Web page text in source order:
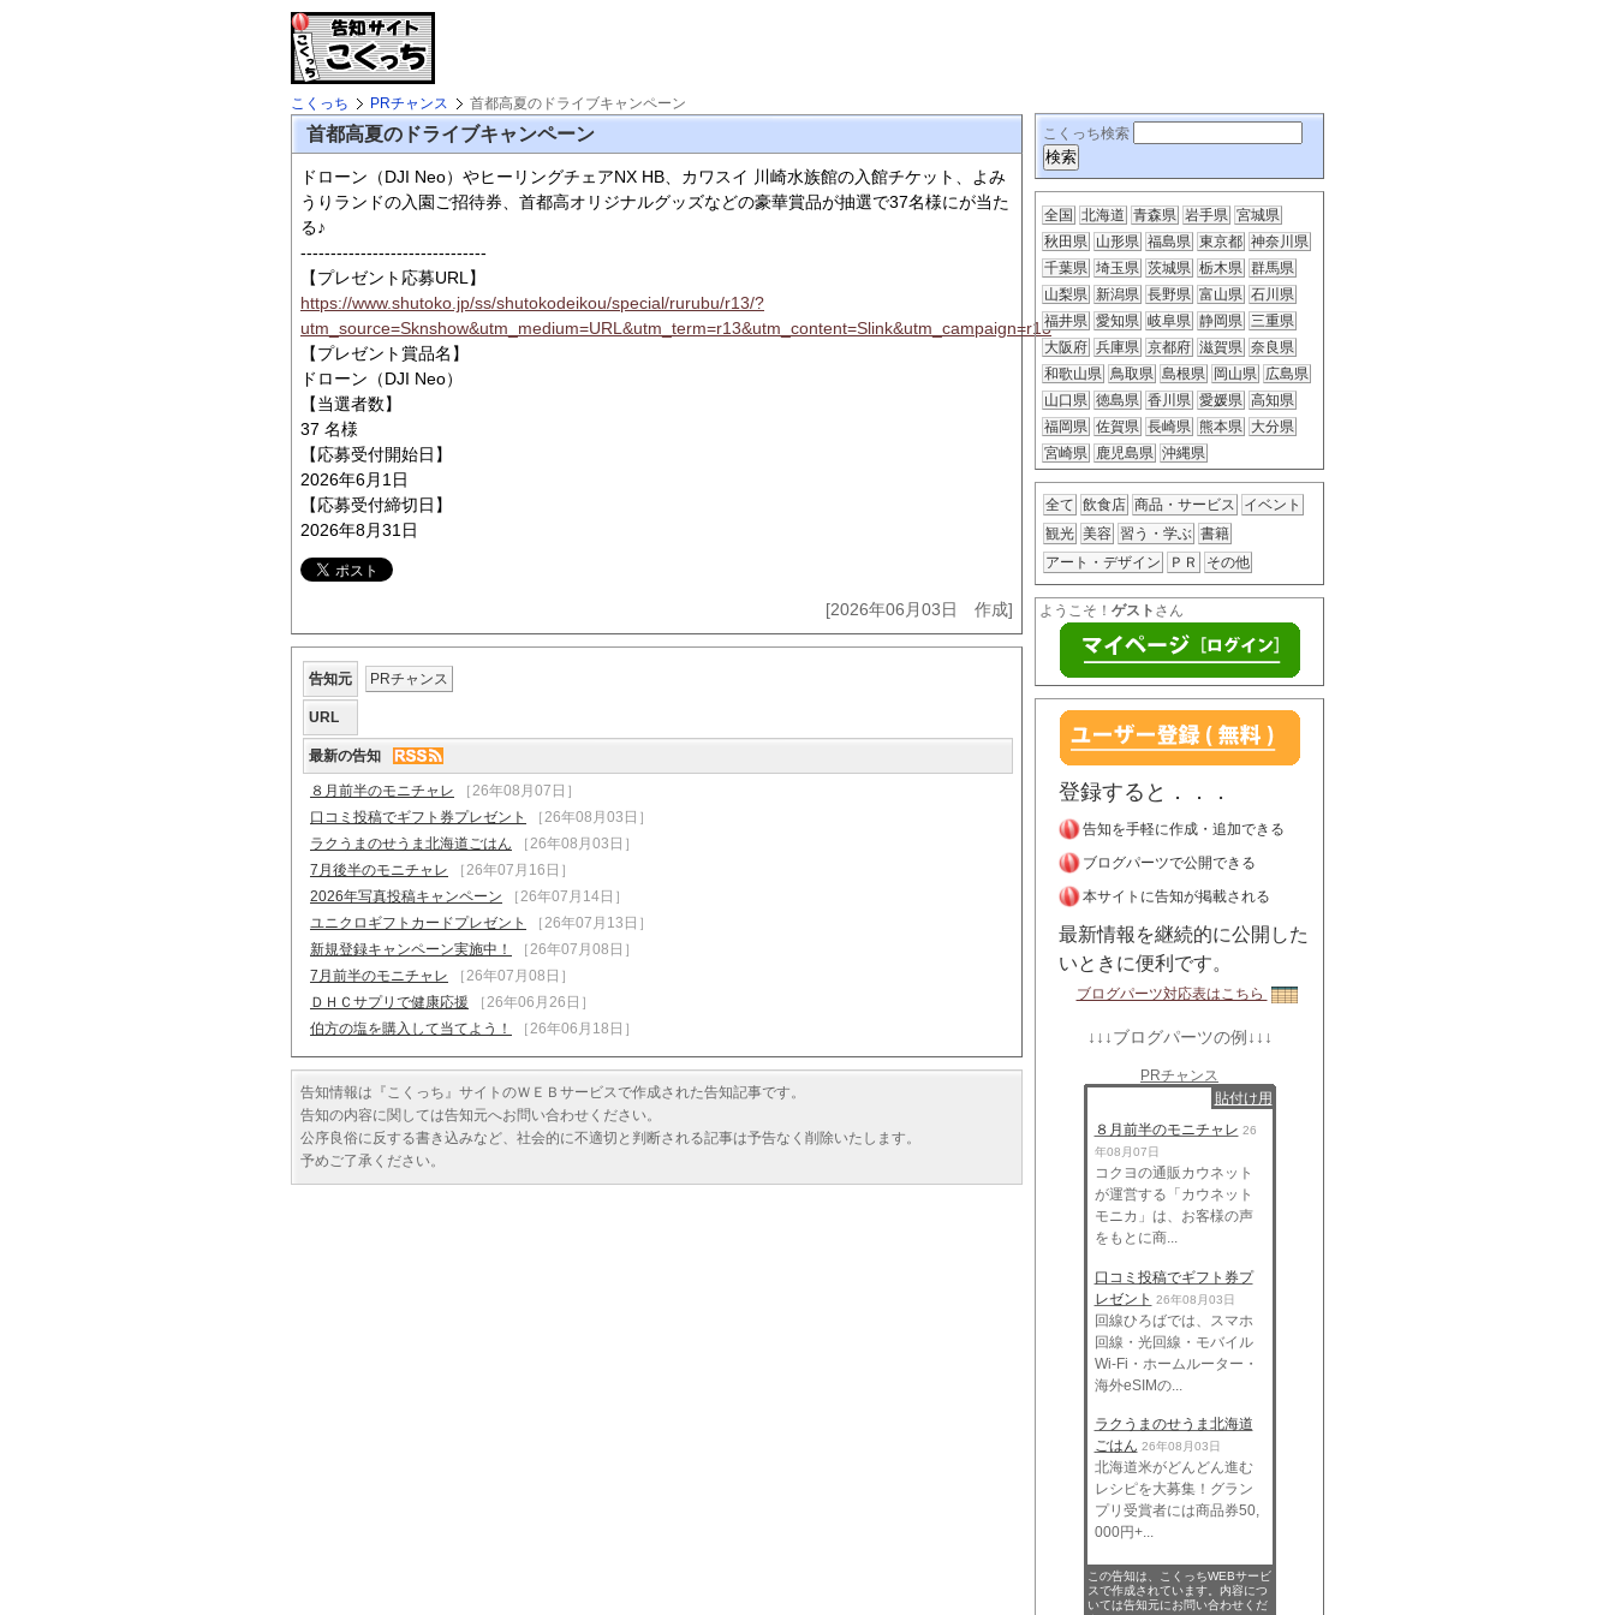
こくっち PRチャンス 首都高夏のドライブキャンペーン
首都高夏のドライブキャンペーン
ドローン（DJI Neo）やヒーリングチェアNX HB、カワスイ 川崎水族館の入館チケット、よみ
うりランドの入園ご招待券、首都高オリジナルグッズなどの豪華賞品が抽選で37名様にが当た
る♪
-------------------------------
【プレゼント応募URL】
https://www.shutoko.jp/ss/shutokodeikou/special/rurubu/r13/?
utm_source=Sknshow&utm_medium=URL&utm_term=r13&utm_content=Slink&utm_campaign=r13
【プレゼント賞品名】
ドローン（DJI Neo）
【当選者数】
37 名様
【応募受付開始日】
2026年6月1日
【応募受付締切日】
2026年8月31日
[2026年06月03日 作成]
告知元 PRチャンス
URL
最新の告知
８月前半のモニチャレ
［26年08月07日］
口コミ投稿でギフト券プレゼント
［26年08月03日］
ラクうまのせうま北海道ごはん
［26年08月03日］
7月後半のモニチャレ
［26年07月16日］
2026年写真投稿キャンペーン
［26年07月14日］
ユニクロギフトカードプレゼント
［26年07月13日］
新規登録キャンペーン実施中！
［26年07月08日］
7月前半のモニチャレ
［26年07月08日］
ＤＨＣサプリで健康応援
［26年06月26日］
伯方の塩を購入して当てよう！
［26年06月18日］
告知情報は『こくっち』サイトのＷＥＢサービスで作成された告知記事です。
告知の内容に関しては告知元へお問い合わせください。
公序良俗に反する書き込みなど、社会的に不適切と判断される記事は予告なく削除いたします。
予めご了承ください。
こくっち検索
全国 北海道 青森県 岩手県 宮城県
秋田県 山形県 福島県 東京都 神奈川県
千葉県 埼玉県 茨城県 栃木県 群馬県
山梨県 新潟県 長野県 富山県 石川県
福井県 愛知県 岐阜県 静岡県 三重県
大阪府 兵庫県 京都府 滋賀県 奈良県
和歌山県 鳥取県 島根県 岡山県 広島県
山口県 徳島県 香川県 愛媛県 高知県
福岡県 佐賀県 長崎県 熊本県 大分県
宮崎県 鹿児島県 沖縄県
全て 飲食店 商品・サービス
イベント
観光 美容 習う・学ぶ 書籍
アート・デザイン
ＰＲ その他
ようこそ！ ゲスト さん
登録すると．．．
告知を手軽に作成・追加できる
ブログパーツで公開できる
本サイトに告知が掲載される
最新情報を継続的に公開した
いときに便利です。
ブログパーツ対応表はこちら
↓↓↓ブログパーツの例↓↓↓
PRチャンス
貼付け用
８月前半のモニチャレ 26
年08月07日
コクヨの通販カウネット
が運営する「カウネット
モニカ」は、お客様の声
をもとに商...
口コミ投稿でギフト券プ
レゼント 26年08月03日
回線ひろばでは、スマホ
回線・光回線・モバイル
Wi-Fi・ホームルーター・
海外eSIMの...
ラクうまのせうま北海道
ごはん 26年08月03日
北海道米がどんどん進む
レシピを大募集！グラン
プリ受賞者には商品券50,
000円+...
この告知は、こくっちWEBサービ
スで作成されています。内容につ
いては告知元にお問い合わせくだ